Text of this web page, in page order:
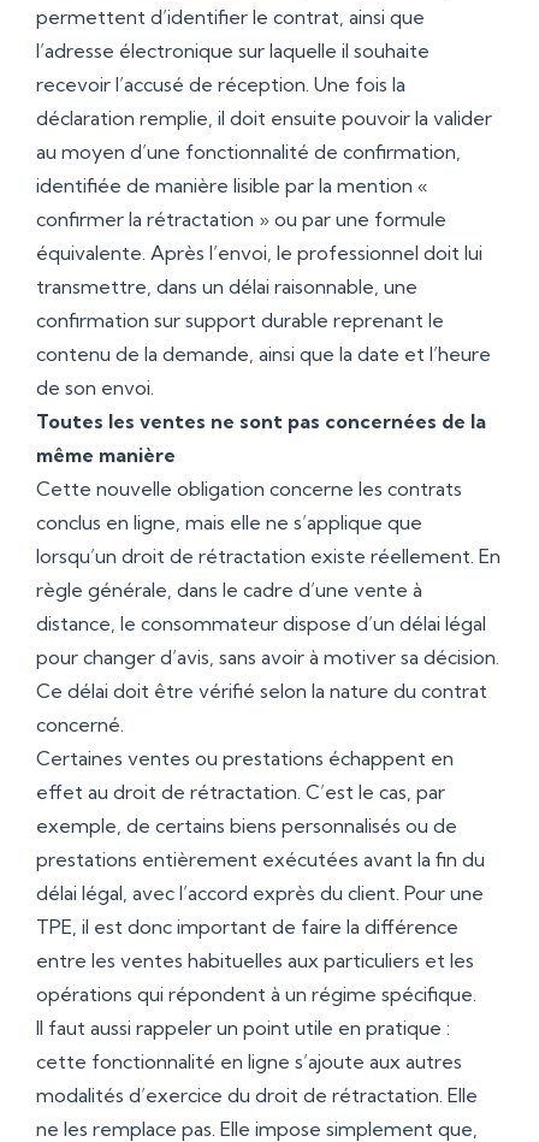
permettent d’identifier le contrat, ainsi que
l’adresse électronique sur laquelle il souhaite
recevoir l’accusé de réception. Une fois la
déclaration remplie, il doit ensuite pouvoir la valider
au moyen d’une fonctionnalité de confirmation,
identifiée de manière lisible par la mention «
confirmer la rétractation » ou par une formule
équivalente. Après l’envoi, le professionnel doit lui
transmettre, dans un délai raisonnable, une
confirmation sur support durable reprenant le
contenu de la demande, ainsi que la date et l’heure
de son envoi.
Toutes les ventes ne sont pas concernées de la
même manière
Cette nouvelle obligation concerne les contrats
conclus en ligne, mais elle ne s’applique que
lorsqu’un droit de rétractation existe réellement. En
règle générale, dans le cadre d’une vente à
distance, le consommateur dispose d’un délai légal
pour changer d’avis, sans avoir à motiver sa décision.
Ce délai doit être vérifié selon la nature du contrat
concerné.
Certaines ventes ou prestations échappent en
effet au droit de rétractation. C’est le cas, par
exemple, de certains biens personnalisés ou de
prestations entièrement exécutées avant la fin du
délai légal, avec l’accord exprès du client. Pour une
TPE, il est donc important de faire la différence
entre les ventes habituelles aux particuliers et les
opérations qui répondent à un régime spécifique.
Il faut aussi rappeler un point utile en pratique :
cette fonctionnalité en ligne s’ajoute aux autres
modalités d’exercice du droit de rétractation. Elle
ne les remplace pas. Elle impose simplement que,